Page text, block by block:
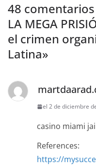
48
LA MEGA
el crimen
Latina»
el 2 de diciembre
casino miami
References:
https://